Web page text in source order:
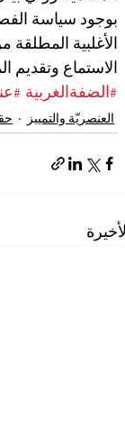
بوجود سياسة
الأغلبية
الاستماع وتقديم
#الضفةالغربية
العنصريّة والتمييز